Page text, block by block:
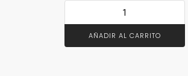
AÑADIR AL CARRITO